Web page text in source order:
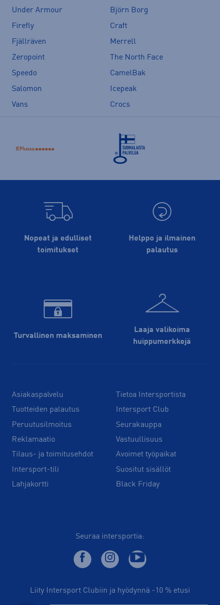
Under Armour
Björn Borg
Firefly
Craft
Fjällräven
Merrell
Zeropoint
The North Face
Speedo
CamelBak
Salomon
Icepeak
Vans
Crocs
Nopeat ja edulliset
toimitukset
Helppo ja ilmainen
palautus
Turvallinen maksaminen
Laaja valikoima
huippu­merkkejä
Asiakaspalvelu
Tuotteiden palautus
Peruutusilmoitus
Reklamaatio
Tilaus- ja toimitusehdot
Intersport-tili
Lahjakortti
Tietoa Intersportista
Intersport Club
Seurakauppa
Vastuullisuus
Avoimet työpaikat
Suositut sisällöt
Black Friday
Seuraa intersportia:
Liity Intersport Clubiin ja hyödynnä -10 % etusi